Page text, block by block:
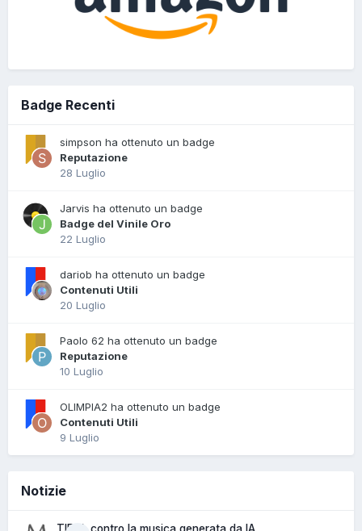
Badge Recenti
simpson ha ottenuto un badge
Reputazione
28 Luglio
Jarvis ha ottenuto un badge
Badge del Vinile Oro
22 Luglio
dariob ha ottenuto un badge
Contenuti Utili
20 Luglio
Paolo 62 ha ottenuto un badge
Reputazione
10 Luglio
OLIMPIA2 ha ottenuto un badge
Contenuti Utili
9 Luglio
Notizie
TIDAL contro la musica generata da IA